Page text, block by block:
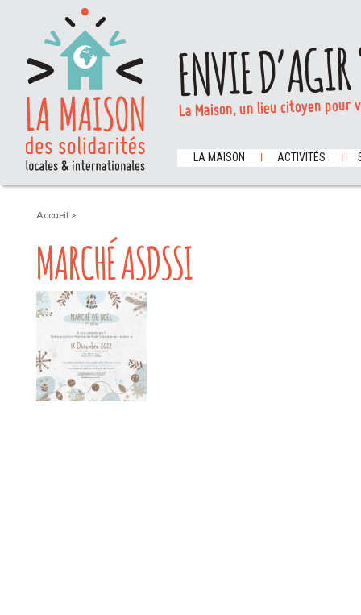
ENVIE
La Maison, un lieu citoyen
LA MAISON ACTIVITÉS
Accueil >
MARCHÉ ASDSSI